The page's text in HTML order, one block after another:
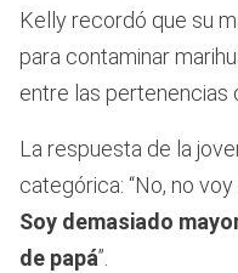
Kelly recordó que su
para contaminar
entre las pertenencias
La respuesta de la
categórica: “No, no
Soy demasiado
de papá”.